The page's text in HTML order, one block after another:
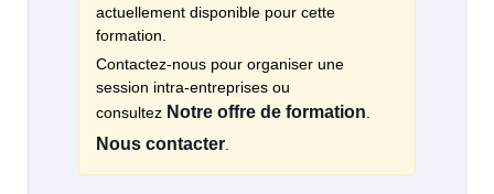
actuellement disponible pour cette
formation.
Contactez-nous pour organiser une
session intra-entreprises ou
consultez Notre offre de formation.
Nous contacter.